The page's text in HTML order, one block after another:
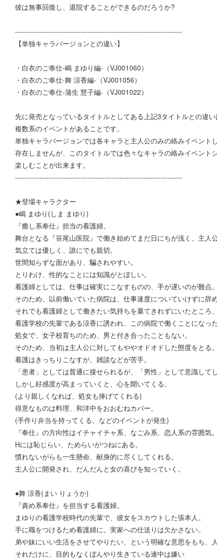
彼は無事回復し、退院することができるのだろうか?
---------------------------------------------------------------------
【単独キャラバージョンとの違い】
・白衣のご奉仕-嶋 まゆり編-（VJ001060）
・白衣のご奉仕-舞 涼香編-（VJ001056）
・白衣のご奉仕-蒲生 慧子編-（VJ001022）
先に発売となっているタイトルとしてある上記3タイトルとの違
複数系のイベントがあることです。
単独キャラバージョンでは各キャラと主人公のみの絡みイベント
存在しませんが、このタイトルでは色々なキャラの絡みイベント
楽しむことが出来ます。
---------------------------------------------------------------------
★登場キャラクター
●嶋 まゆり(しま まゆり)
『癒し系奉仕』担当の看護婦。
舞台となる『笹尾山医院』で働き始めてまだ日にちが浅く、主人
気立ては優しく、誰にでも親切。
世間知らずな面があり、騙されやすい。
とりわけ、性的なことには知識がとぼしい。
看護婦としては、仕事は確実にこなすものの、手が遅いのが難点
そのため、以前働いていた病院は、仕事速度についていけずに辞
それでも看護婦として働きたい気持ちを棄てきれずにいたところ
看護学校の先輩である涼香に誘われ、この病院で働くことになっ
処女で、女子校育ちのため、男と付き合ったこともない。
そのため、当初は主人公に対してもややオドオドした態度をとる
看護はきっちりこなすが、雑談などが苦手。
「患者」としては普通に接せられるが、「男性」として意識して
しかし好感度が高まっていくと、心を開いてくる。
(より親しくなれば、処女も捧げてくれる)
得意なものは料理、和洋中をおおむねカバー。
(手作り弁当を持ってくる、などのイベントが発生)
『奉仕』の方向性はイチャイチャ系、なごみ系、恋人系の雰囲気
Hには恥じらい、ためらいがつねにある。
慣れないがらも一生懸命、献身的に尽くしてくれる。
主人公に開発され、だんだんと女の喜びを知っていく。
●舞 涼香(まい りょうか)
『責め系奉仕』を担当する看護婦。
まゆりの看護学校時代の先輩で、彼女をスカウトした張本人。
手に職をつけるため看護婦に。実家への仕送りは欠かさない。
弟や妹にいい生活をさせてやりたい、という明確な意思をもち、
それだけに、目的もなくぼんやり生きている連中は嫌い